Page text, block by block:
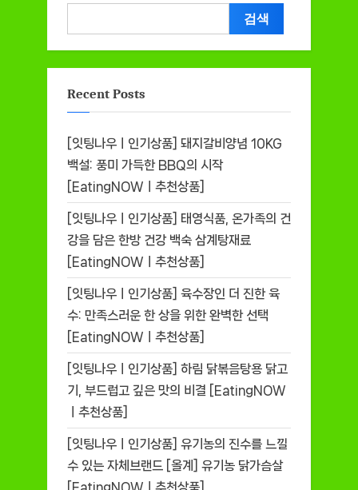
검색
Recent Posts
[잇팅나우ㅣ인기상품] 돼지갈비양념 10KG
백설: 풍미 가득한 BBQ의 시작
[EatingNOWㅣ추천상품]
[잇팅나우ㅣ인기상품] 태영식품, 온가족의 건
강을 담은 한방 건강 백숙 삼계탕재료
[EatingNOWㅣ추천상품]
[잇팅나우ㅣ인기상품] 육수장인 더 진한 육
수: 만족스러운 한 상을 위한 완벽한 선택
[EatingNOWㅣ추천상품]
[잇팅나우ㅣ인기상품] 하림 닭볶음탕용 닭고
기, 부드럽고 깊은 맛의 비결 [EatingNOW
ㅣ추천상품]
[잇팅나우ㅣ인기상품] 유기농의 진수를 느낄
수 있는 자체브랜드 [올계] 유기농 닭가슴살